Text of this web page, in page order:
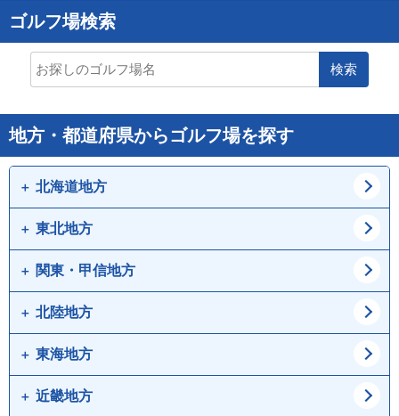
ゴルフ場検索
検索
地方・都道府県からゴルフ場を探す
北海道地方
道北
道央
東北地方
青森県
宮城県
山形県
関東・甲信地方
東京都
埼玉県
茨城県
北陸地方
新潟県
石川県
東海地方
愛知県近畿地方